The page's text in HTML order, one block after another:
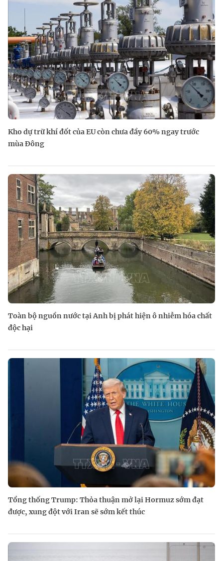
Kho dự trữ khí đốt của EU còn chưa đầy 60% ngay trước
mùa Đông
Toàn bộ nguồn nước tại Anh bị phát hiện ô nhiễm hóa chất
độc hại
Tổng thống Trump: Thỏa thuận mở lại Hormuz sớm đạt
được, xung đột với Iran sẽ sớm kết thúc